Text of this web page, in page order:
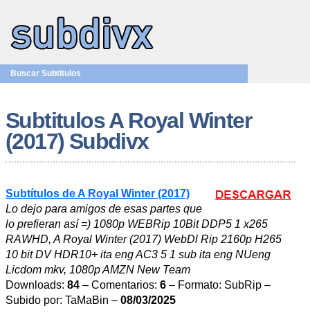
Buscar Subtitulos
Subtitulos A Royal Winter
(2017) Subdivx
Subtítulos de A Royal Winter (2017)
Lo dejo para amigos de esas partes que
lo prefieran así =) 1080p WEBRip 10Bit DDP5 1 x265
RAWHD, A Royal Winter (2017) WebDl Rip 2160p H265
10 bit DV HDR10+ ita eng AC3 5 1 sub ita eng NUeng
Licdom mkv, 1080p AMZN New Team
Downloads: 84 – Comentarios: 6 – Formato: SubRip –
Subido por: TaMaBin – 08/03/2025